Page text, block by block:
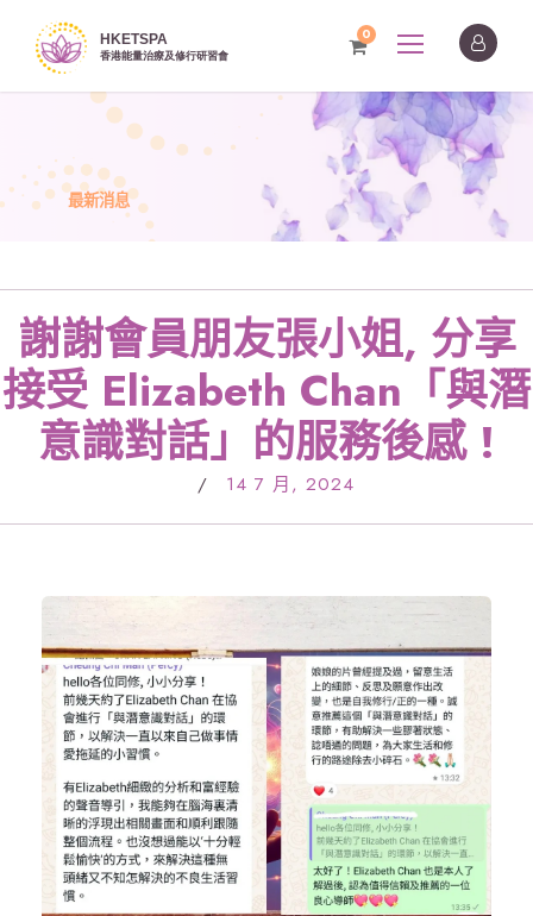
0
最新消息
謝謝會員朋友張小姐, 分享
接受 Elizabeth Chan「與潛
意識對話」的服務後感 !
/ 14 7 月, 2024